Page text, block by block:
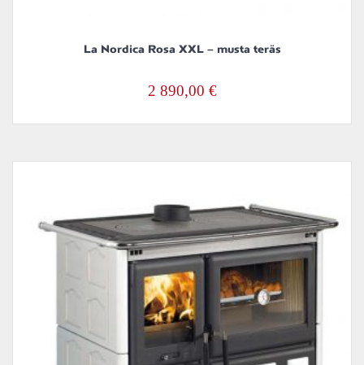
La Nordica Rosa XXL – musta teräs
2 890,00 €